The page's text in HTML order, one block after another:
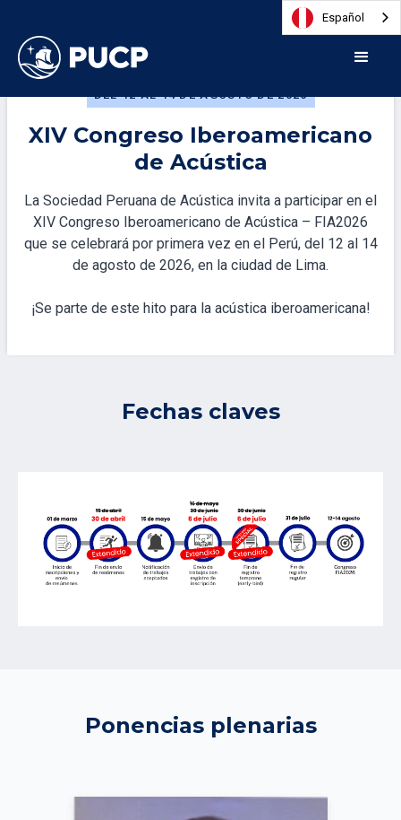
DEL 12 AL 14 DE AGOSTO DE 2026
XIV Congreso Iberoamericano
de Acústica
La Sociedad Peruana de Acústica invita a participar en el
XIV Congreso Iberoamericano de Acústica – FIA2026
que se celebrará por primera vez en el Perú, del 12 al 14
de agosto de 2026, en la ciudad de Lima.
¡Se parte de este hito para la acústica iberoamericana!
Fechas claves
Ponencias plenarias
Español